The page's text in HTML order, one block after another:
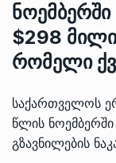
$298
რომელი
საქართველოს
წლის
გზავნილების